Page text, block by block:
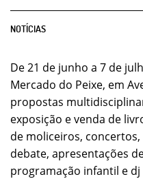
NOTÍCIAS
De 21 de junho a 7 de
Mercado do Peixe, em
propostas
exposição e venda de
de moliceiros,
debate, apresentações
programação infantil e